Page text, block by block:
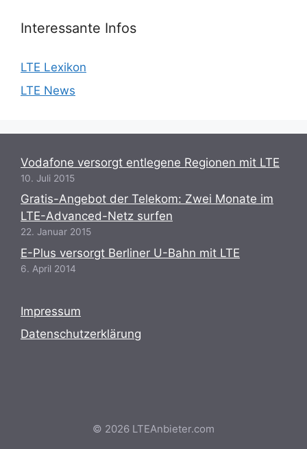
Interessante Infos
LTE Lexikon
LTE News
Vodafone versorgt entlegene Regionen mit LTE
10. Juli 2015
Gratis-Angebot der Telekom: Zwei Monate im
LTE-Advanced-Netz surfen
22. Januar 2015
E-Plus versorgt Berliner U-Bahn mit LTE
6. April 2014
Impressum
Datenschutzerklärung
© 2026 LTEAnbieter.com